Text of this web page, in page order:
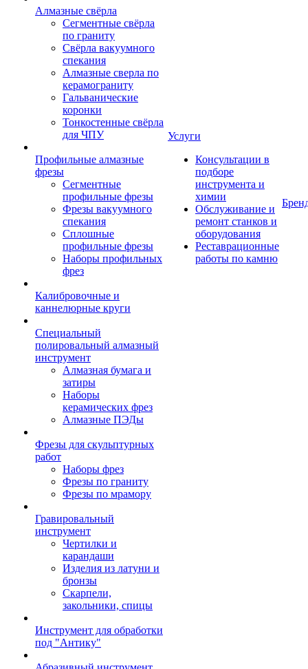
Алмазные свёрла
Сегментные свёрла
по граниту
Свёрла вакуумного
спекания
Алмазные сверла по
керамограниту
Гальванические
коронки
Тонкостенные свёрла
для ЧПУ
Профильные алмазные
фрезы
Сегментные
профильные фрезы
Фрезы вакуумного
спекания
Сплошные
профильные фрезы
Наборы профильных
фрез
Калибровочные и
каннелюрные круги
Специальный
полировальный алмазный
инструмент
Алмазная бумага и
затиры
Наборы
керамических фрез
Алмазные ПЭДы
Фрезы для скульптурных
работ
Наборы фрез
Фрезы по граниту
Фрезы по мрамору
Гравировальный
инструмент
Чертилки и
карандаши
Изделия из латуни и
бронзы
Скарпели,
закольники, спицы
Инструмент для обработки
под "Антику"
Услуги
Консультации в
подборе
инструмента и
химии
Обслуживание и
ремонт станков и
оборудования
Реставрационные
работы по камню